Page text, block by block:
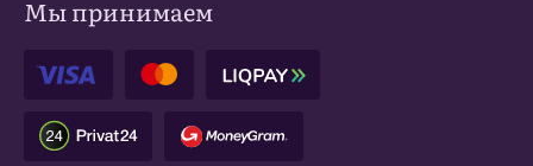
Мы принимаем